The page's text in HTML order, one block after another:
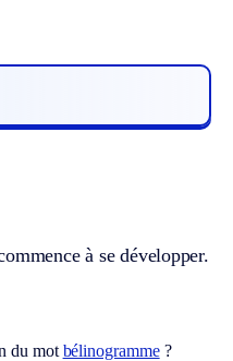
à se développer.
du mot bélinogramme?